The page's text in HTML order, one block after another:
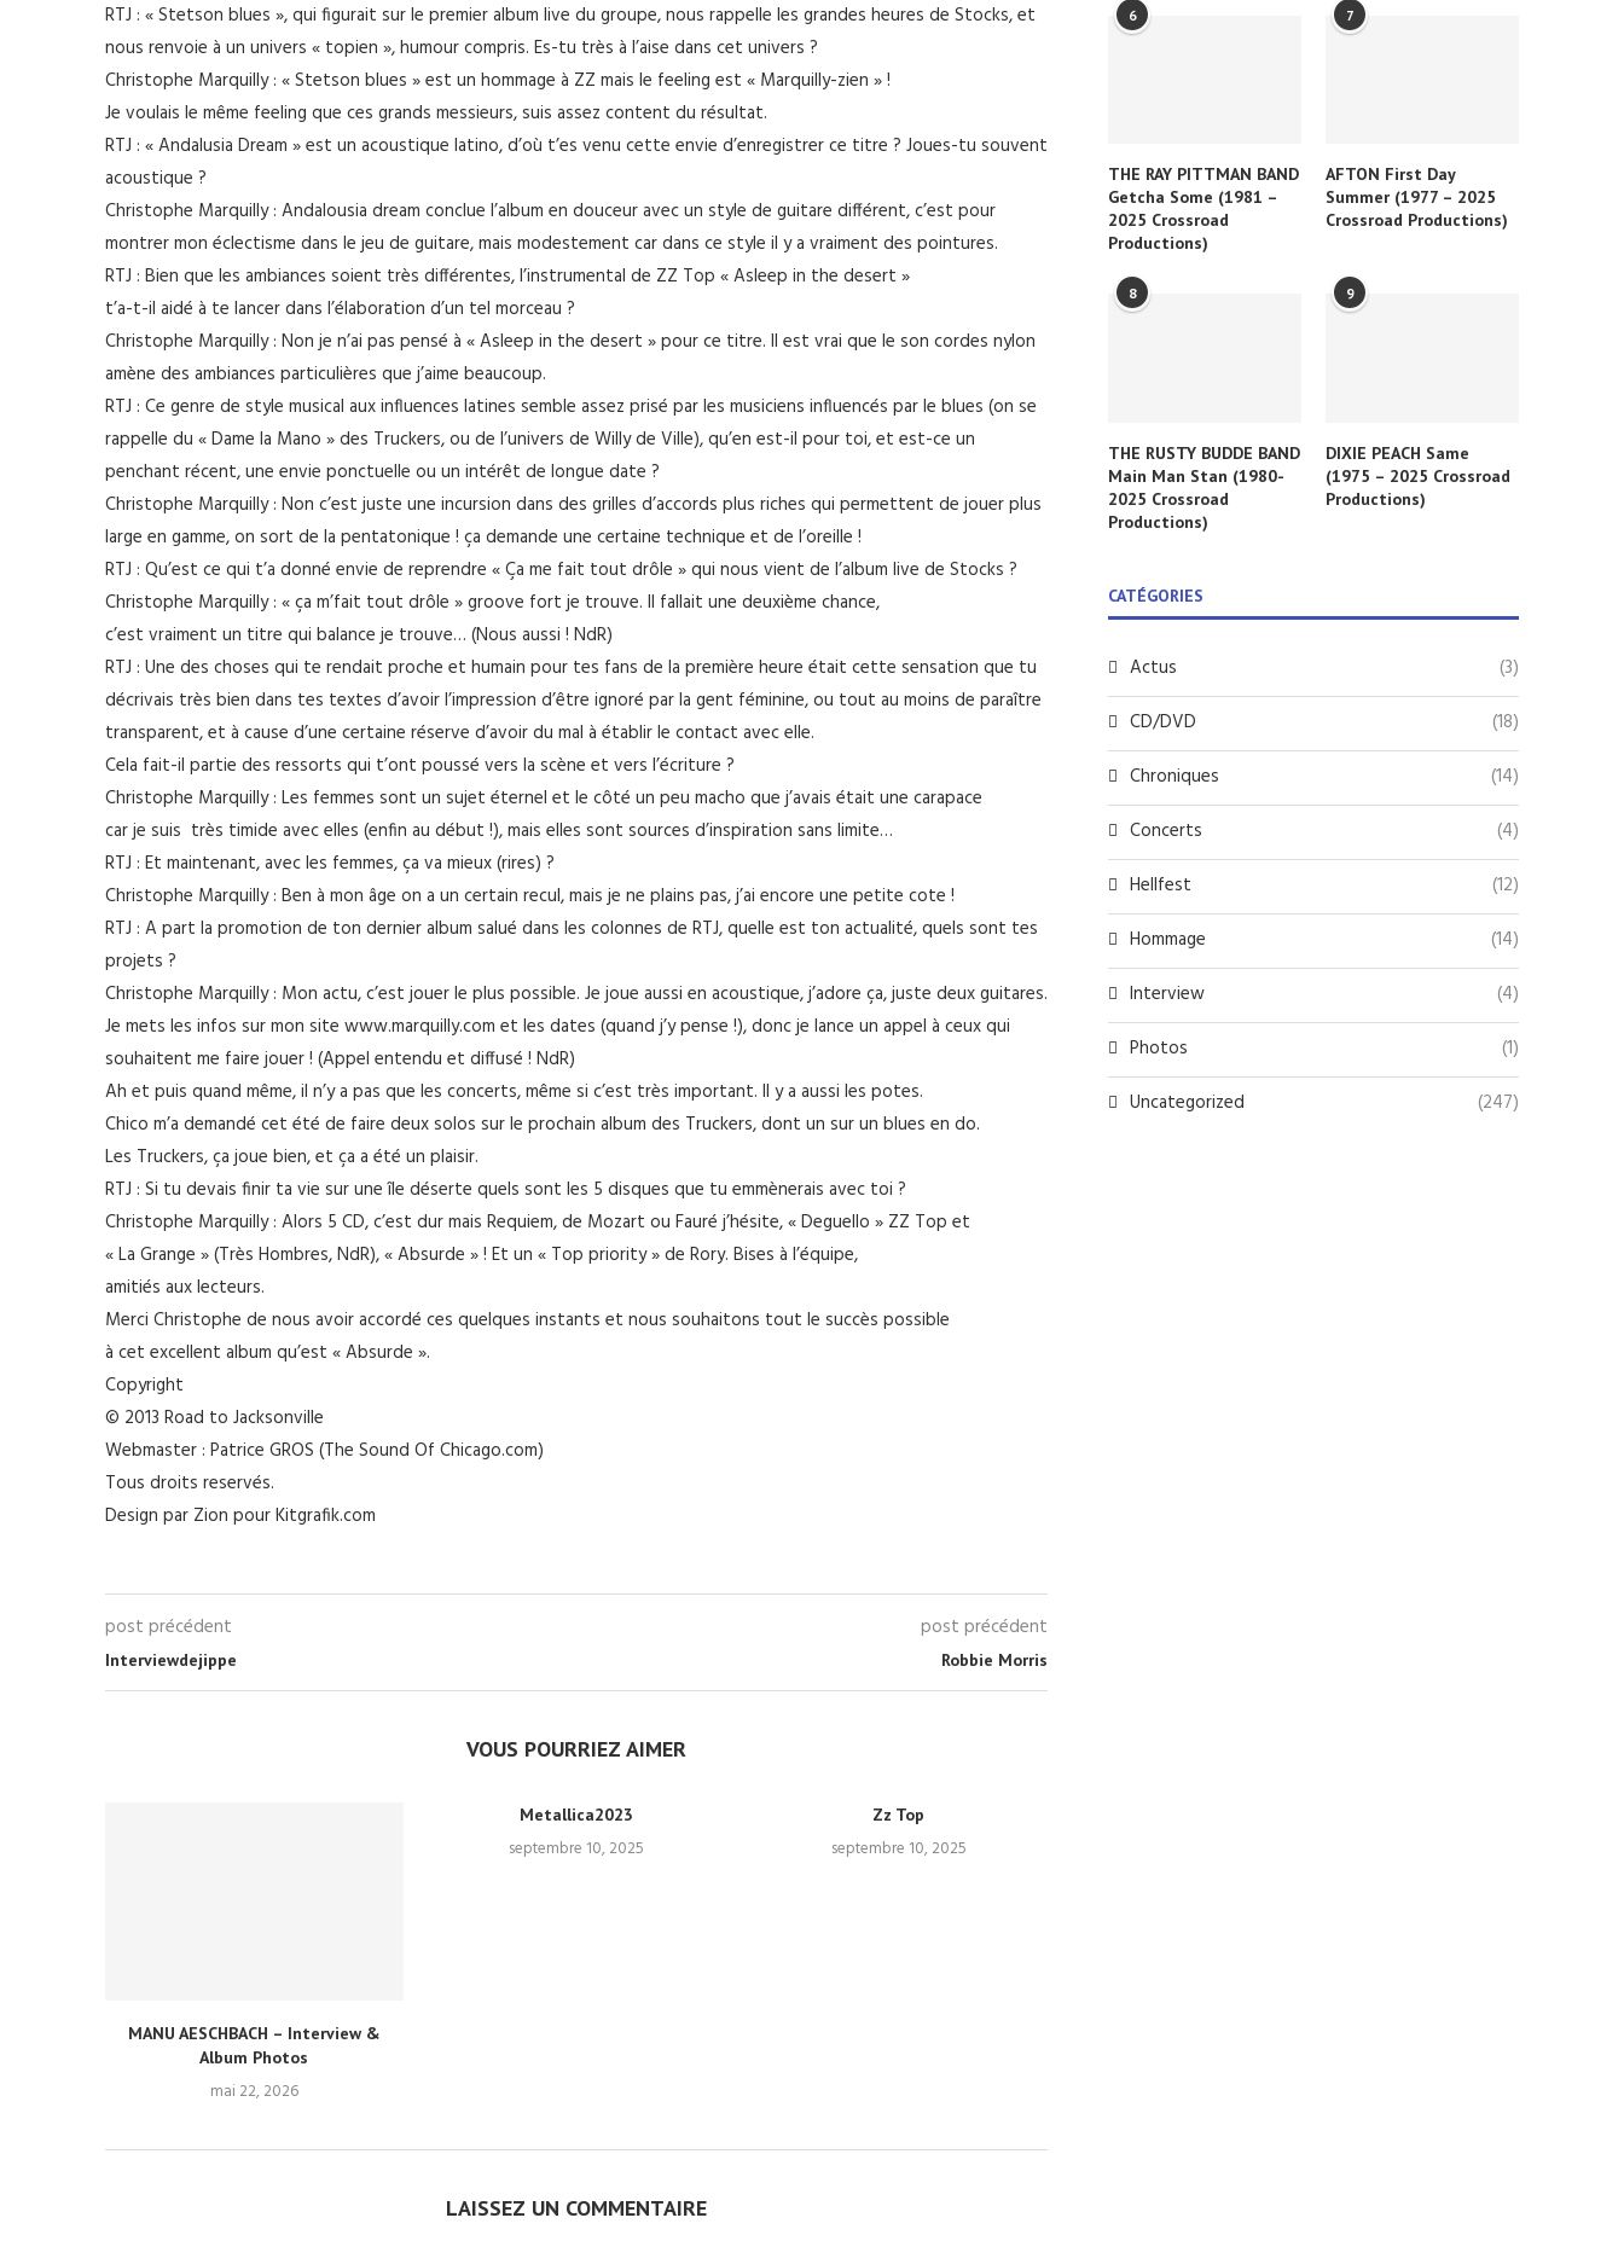
RTJ : « Stetson blues », qui figurait sur le premier album live du groupe, nous rappelle les grandes heures de Stocks, et
nous renvoie à un univers « topien », humour compris. Es-tu très à l’aise dans cet univers ?
Christophe Marquilly : « Stetson blues » est un hommage à ZZ mais le feeling est « Marquilly-zien » !
Je voulais le même feeling que ces grands messieurs, suis assez content du résultat.
RTJ : « Andalusia Dream » est un acoustique latino, d’où t’es venu cette envie d’enregistrer ce titre ? Joues-tu souvent
acoustique ?
Christophe Marquilly : Andalousia dream conclue l’album en douceur avec un style de guitare différent, c’est pour
montrer mon éclectisme dans le jeu de guitare, mais modestement car dans ce style il y a vraiment des pointures.
RTJ : Bien que les ambiances soient très différentes, l’instrumental de ZZ Top « Asleep in the desert »
t’a-t-il aidé à te lancer dans l’élaboration d’un tel morceau ?
Christophe Marquilly : Non je n’ai pas pensé à « Asleep in the desert » pour ce titre. Il est vrai que le son cordes nylon
amène des ambiances particulières que j’aime beaucoup.
RTJ : Ce genre de style musical aux influences latines semble assez prisé par les musiciens influencés par le blues (on se
rappelle du « Dame la Mano » des Truckers, ou de l’univers de Willy de Ville), qu’en est-il pour toi, et est-ce un
penchant récent, une envie ponctuelle ou un intérêt de longue date ?
Christophe Marquilly : Non c’est juste une incursion dans des grilles d’accords plus riches qui permettent de jouer plus
large en gamme, on sort de la pentatonique ! ça demande une certaine technique et de l’oreille !
RTJ : Qu’est ce qui t’a donné envie de reprendre « Ça me fait tout drôle » qui nous vient de l’album live de Stocks ?
Christophe Marquilly : « ça m’fait tout drôle » groove fort je trouve. Il fallait une deuxième chance,
c’est vraiment un titre qui balance je trouve… (Nous aussi ! NdR)
RTJ : Une des choses qui te rendait proche et humain pour tes fans de la première heure était cette sensation que tu
décrivais très bien dans tes textes d’avoir l’impression d’être ignoré par la gent féminine, ou tout au moins de paraître
transparent, et à cause d’une certaine réserve d’avoir du mal à établir le contact avec elle.
Cela fait-il partie des ressorts qui t’ont poussé vers la scène et vers l’écriture ?
Christophe Marquilly : Les femmes sont un sujet éternel et le côté un peu macho que j’avais était une carapace
car je suis très timide avec elles (enfin au début !), mais elles sont sources d’inspiration sans limite…
RTJ : Et maintenant, avec les femmes, ça va mieux (rires) ?
Christophe Marquilly : Ben à mon âge on a un certain recul, mais je ne plains pas, j’ai encore une petite cote !
RTJ : A part la promotion de ton dernier album salué dans les colonnes de RTJ, quelle est ton actualité, quels sont tes
projets ?
Christophe Marquilly : Mon actu, c’est jouer le plus possible. Je joue aussi en acoustique, j’adore ça, juste deux guitares.
Je mets les infos sur mon site www.marquilly.com et les dates (quand j’y pense !), donc je lance un appel à ceux qui
souhaitent me faire jouer ! (Appel entendu et diffusé ! NdR)
Ah et puis quand même, il n’y a pas que les concerts, même si c’est très important. Il y a aussi les potes.
Chico m’a demandé cet été de faire deux solos sur le prochain album des Truckers, dont un sur un blues en do.
Les Truckers, ça joue bien, et ça a été un plaisir.
RTJ : Si tu devais finir ta vie sur une île déserte quels sont les 5 disques que tu emmènerais avec toi ?
Christophe Marquilly : Alors 5 CD, c’est dur mais Requiem, de Mozart ou Fauré j’hésite, « Deguello » ZZ Top et
« La Grange » (Très Hombres, NdR), « Absurde » ! Et un « Top priority » de Rory. Bises à l’équipe,
amitiés aux lecteurs.
Merci Christophe de nous avoir accordé ces quelques instants et nous souhaitons tout le succès possible
à cet excellent album qu’est « Absurde ».
Copyright
© 2013 Road to Jacksonville
Webmaster : Patrice GROS (The Sound Of Chicago.com)
Tous droits reservés.
Design par Zion pour Kitgrafik.com
post précédent
Interviewdejippe
post précédent
Robbie Morris
VOUS POURRIEZ AIMER
MANU AESCHBACH – Interview &
Album Photos
mai 22, 2026
Metallica2023
septembre 10, 2025
Zz Top
septembre 10, 2025
LAISSEZ UN COMMENTAIRE
6
THE RAY PITTMAN BAND
Getcha Some (1981 –
2025 Crossroad
Productions)
7
AFTON First Day
Summer (1977 – 2025
Crossroad Productions)
8
THE RUSTY BUDDE BAND
Main Man Stan (1980-
2025 Crossroad
Productions)
9
DIXIE PEACH Same
(1975 – 2025 Crossroad
Productions)
CATÉGORIES
Actus
(3)
CD/DVD
(18)
Chroniques
(14)
Concerts
(4)
Hellfest
(12)
Hommage
(14)
Interview
(4)
Photos
(1)
Uncategorized
(247)